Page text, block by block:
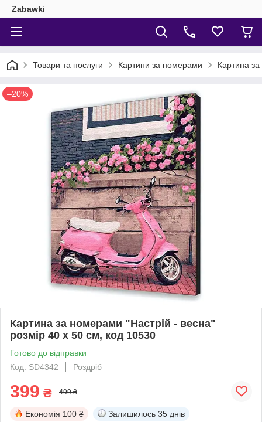
Zabawki
Товари та послуги Картини за номерами Картина
–20%
Картина за номерами "Настрій - весна"
розмір 40 х 50 см, код 10530
Готово до відправки
Код: SD4342
Роздріб
399 ₴ 499 ₴
Економія 100 ₴ Залишилось 35 днів